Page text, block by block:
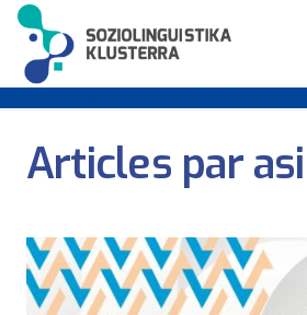
Articles par